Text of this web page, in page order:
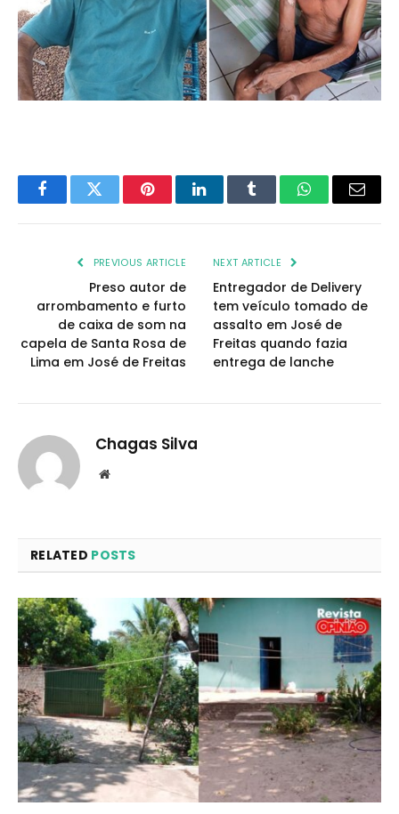
FacebookTwitter PinterestLinkedInTumblr WhatsAppEmail
PREVIOUS ARTICLE
Preso autor de
arrombamento e furto
de caixa de som na
capela de Santa Rosa de
Lima em José de Freitas
NEXT ARTICLE
Entregador de Delivery
tem veículo tomado de
assalto em José de
Freitas quando fazia
entrega de lanche
Chagas Silva
Website
RELATED POSTS